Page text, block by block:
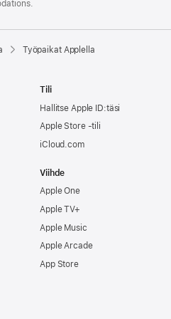
Työpaikat Applella
Tili
Hallitse Apple ID:täsi
Apple Store -tili
iCloud.com
Viihde
Apple One
Apple TV+
Apple Music
Apple Arcade
App Store